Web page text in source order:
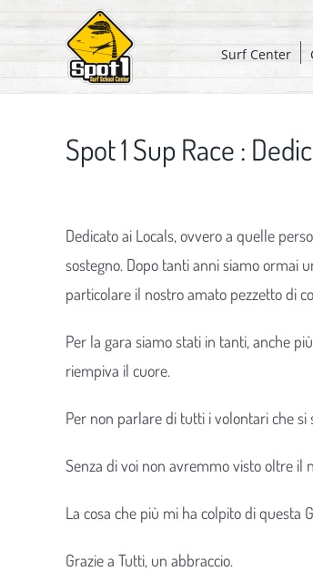
contenuto
Surf Center
Spot 1 Sup Race :
immagine
Dedicato ai Locals, ovvero a quelle
sostegno. Dopo tanti anni siamo ormai
particolare il nostro amato pezzetto di
Per la gara siamo stati in tanti, anche
riempiva il cuore.
Per non parlare di tutti i volontari che
Senza di voi non avremmo visto oltre il
La cosa che più mi ha colpito di questa
Grazie a Tutti, un abbraccio.